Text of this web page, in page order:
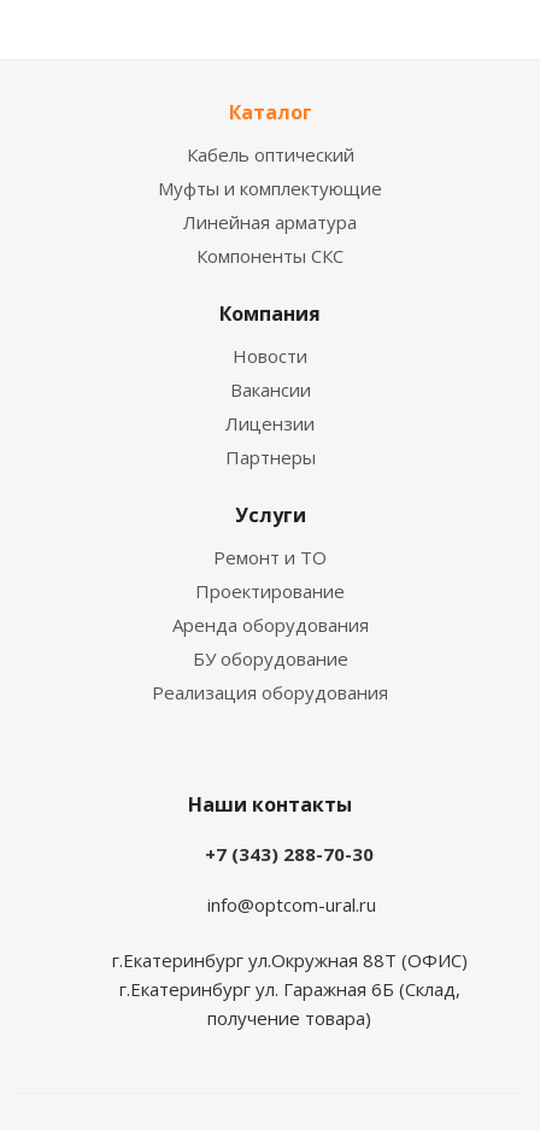
Каталог
Кабель оптический
Муфты и комплектующие
Линейная арматура
Компоненты СКС
Компания
Новости
Вакансии
Лицензии
Партнеры
Услуги
Ремонт и ТО
Проектирование
Аренда оборудования
БУ оборудование
Реализация оборудования
Наши контакты
+7 (343) 288-70-30
info@optcom-ural.ru
г.Екатеринбург ул.Окружная 88Т (ОФИС)
г.Екатеринбург ул. Гаражная 6Б (Склад,
получение товара)